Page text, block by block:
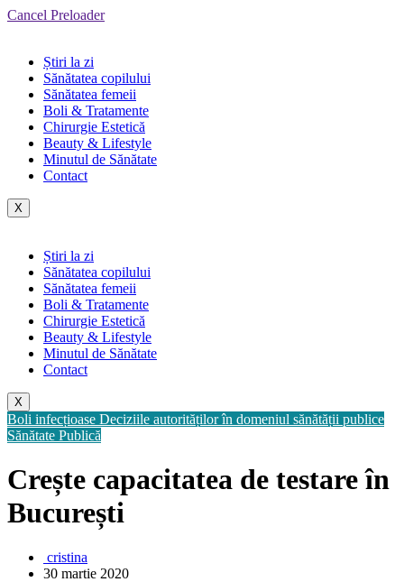
Cancel Preloader
Știri la zi
Sănătatea copilului
Sănătatea femeii
Boli & Tratamente
Chirurgie Estetică
Beauty & Lifestyle
Minutul de Sănătate
Contact
X
Știri la zi
Sănătatea copilului
Sănătatea femeii
Boli & Tratamente
Chirurgie Estetică
Beauty & Lifestyle
Minutul de Sănătate
Contact
X
Boli infecțioase Deciziile autorităților în domeniul sănătății publice
Sănătate Publică
Crește capacitatea de testare în
București
cristina
30 martie 2020